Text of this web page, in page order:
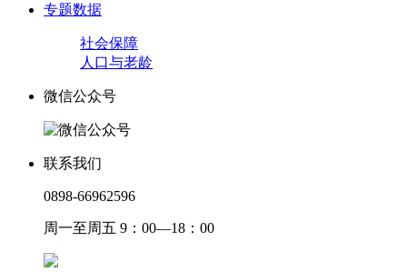
专题数据
社会保障
人口与老龄
微信公众号
联系我们
0898-66962596
周一至周五 9：00—18：00